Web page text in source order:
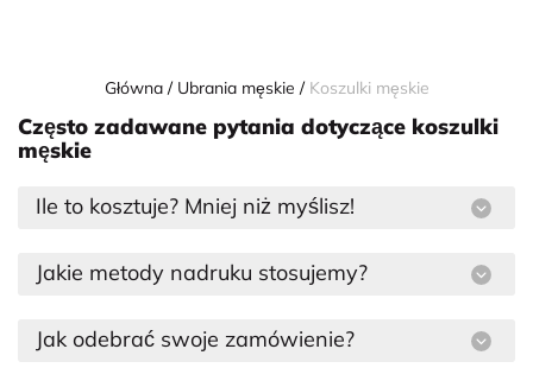
Główna Ubrania męskie Koszulki męskie
Często zadawane pytania dotyczące koszulki
męskie
Ile to kosztuje? Mniej niż myślisz!
Jakie metody nadruku stosujemy?
Jak odebrać swoje zamówienie?